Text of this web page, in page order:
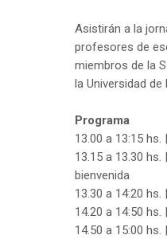
Asistirán a la
profesores de
miembros de la
la Universidad de
Programa
13.00 a 13:15
13.15 a 13.30 hs.
bienvenida
13.30 a 14:20 hs.
14.20 a 14:50 hs.
14.50 a 15:00